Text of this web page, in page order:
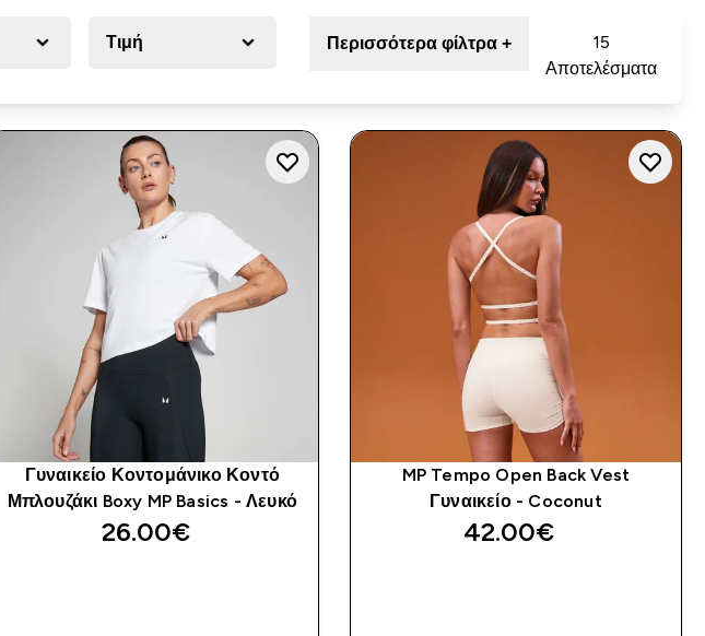
Τιμή Περισσότερα φίλτρα +
15
Αποτελέσματα
Γυναικείο Κοντομάνικο Κοντό
Μπλουζάκι Boxy MP Basics - Λευκό
26.00€‎
MP Tempo Open Back Vest
Γυναικείο - Coconut
42.00€‎